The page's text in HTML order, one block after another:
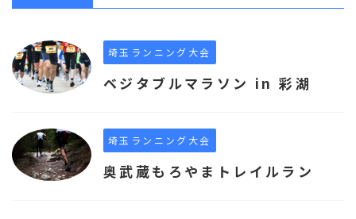
埼玉ランニング大会
ベジタブルマラソン in 彩湖
埼玉ランニング大会
奥武蔵もろやまトレイルラン